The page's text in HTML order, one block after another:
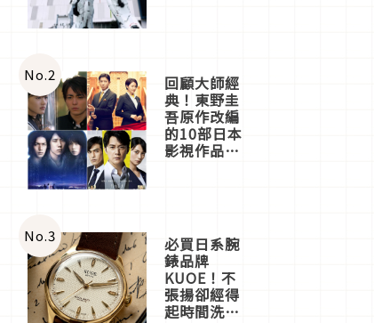
體驗
No.2 回顧大師經
典！東野圭
吾原作改編
的10部日本
影視作品推
No.3 必買日系腕
錶品牌
KUOE！不
張揚卻經得
起時間洗鍊